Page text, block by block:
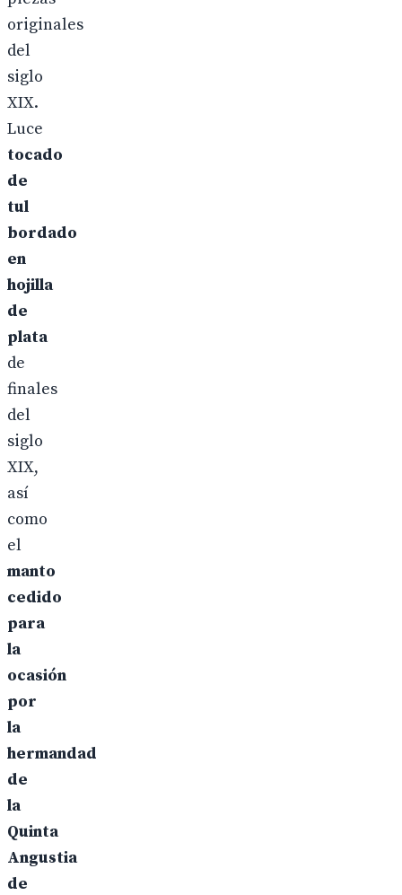
originales
del
siglo
XIX.
Luce
tocado
de
tul
bordado
en
hojilla
de
plata
de
finales
del
siglo
XIX,
así
como
el
manto
cedido
para
la
ocasión
por
la
hermandad
de
la
Quinta
Angustia
de